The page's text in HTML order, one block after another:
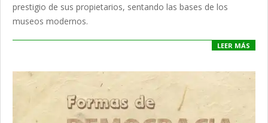
prestigio de sus propietarios, sentando las bases de los
museos modernos.
LEER MÁS